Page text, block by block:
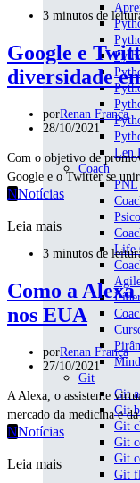
Len
Coach
PNL
Life
Git
Git
Git
Git
Git
Git
Git
3 minutos de
Google e
diversidade
porRenan França
28/10/2021
Com o objetivo de
Google e o Twitter se
NNotícias
Leia mais
3 minutos de
Como a
nos EUA
porRenan França
27/10/2021
A Alexa, o assistente
mercado da medicina e
NNotícias
Leia mais